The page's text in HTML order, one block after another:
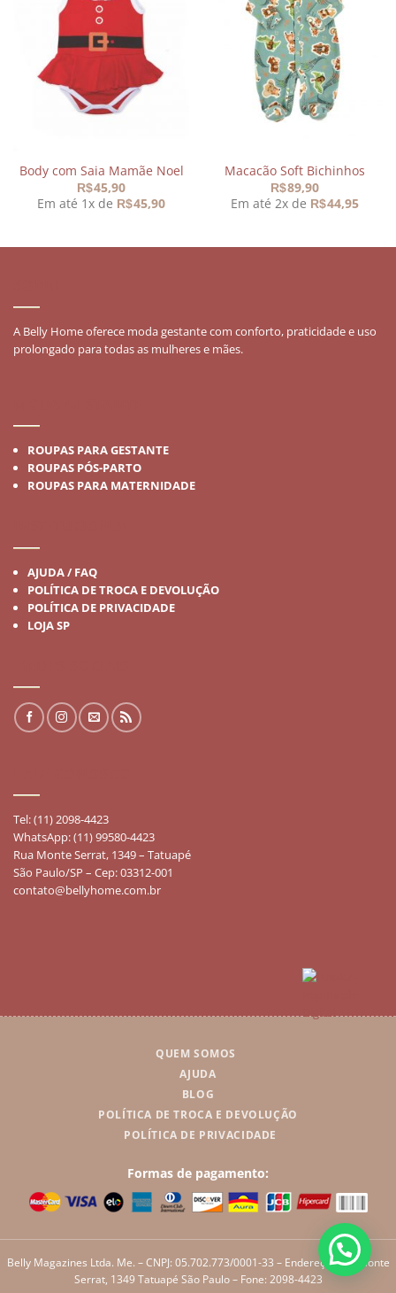
Adicionar
meus
desejos
Body com Saia Mamãe Noel
R$45,90
Em até 1x de R$45,90
Adicionar
meus
desejos
Macacão Soft Bichinhos
R$89,90
Em até 2x de R$44,95
A Belly Home oferece moda gestante com conforto, praticidade e uso
prolongado para todas as mulheres e mães.
ROUPAS PARA GESTANTE
ROUPAS PÓS-PARTO
ROUPAS PARA MATERNIDADE
AJUDA / FAQ
POLÍTICA DE TROCA E DEVOLUÇÃO
POLÍTICA DE PRIVACIDADE
LOJA SP
Tel: (11) 2098-4423
WhatsApp: (11) 99580-4423
Rua Monte Serrat, 1349 – Tatuapé
São Paulo/SP – Cep: 03312-001
contato@bellyhome.com.br
Formas de pagamento:
QUEM SOMOS
AJUDA
BLOG
POLÍTICA DE TROCA E DEVOLUÇÃO
POLÍTICA DE PRIVACIDADE
Belly Magazines Ltda. Me. – CNPJ: 05.702.773/0001-33 – Endereço: Rua Monte
Serrat, 1349 Tatuapé São Paulo – Fone: 2098-4423